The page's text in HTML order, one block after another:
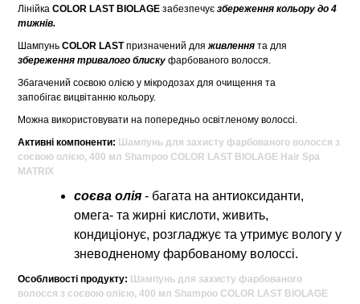
ЛінійкаCOLOR LAST BIOLAGE забезпечуєзбереження кольору до 4
тижнів.
ШампуньCOLOR LASTпризначений дляживленнята для
збереження тривалого блиску фарбованого волосся.
Збагачений соєвою олією у мікродозах для очищення та
запобігає вицвітанню кольору.
Можна використовувати на попередньо освітленому волоссі.
Активні компоненти: Шампунь для захисту фарбованого волосся з
соєвою олією, 400 мл Shampoo COLOR LAST BIOLAGE Hair Spa
MATRIX
соєва олія - багата на антиоксиданти,
омега- та жирні кислоти, живить,
кондиціонує, розгладжує та утримує вологу у
зневодненому фарбованому волоссі.
Особливості продукту: Шампунь для захисту фарбованого
волосся з соєвою олією, 400 мл Shampoo COLOR LAST BIOLAGE